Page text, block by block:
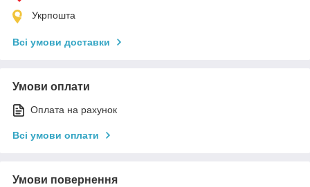
Укрпошта
Всі умови доставки
Умови оплати
Оплата на рахунок
Всі умови оплати
Умови повернення